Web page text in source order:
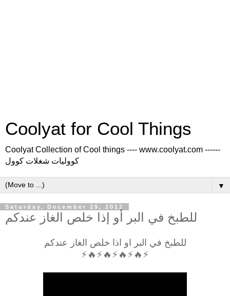
Coolyat for Cool Things
Coolyat Collection of Cool things ---- www.coolyat.com ------
كووليات شغلات كوول
▼
Saturday, December 29, 2012
للطبخ في البر أو إذا خلص الغاز عندكم
للطبخ في البر او اذا خلص الغاز عندكم
⚡🔥⚡🔥⚡🔥⚡🔥⚡